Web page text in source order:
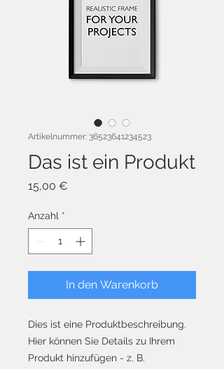
Artikelnummer: 36523641234523
Das ist ein Produkt
15,00 €
Anzahl *
In den Warenkorb
Dies ist eine Produktbeschreibung.
Hier können Sie Details zu Ihrem
Produkt hinzufügen - z. B.